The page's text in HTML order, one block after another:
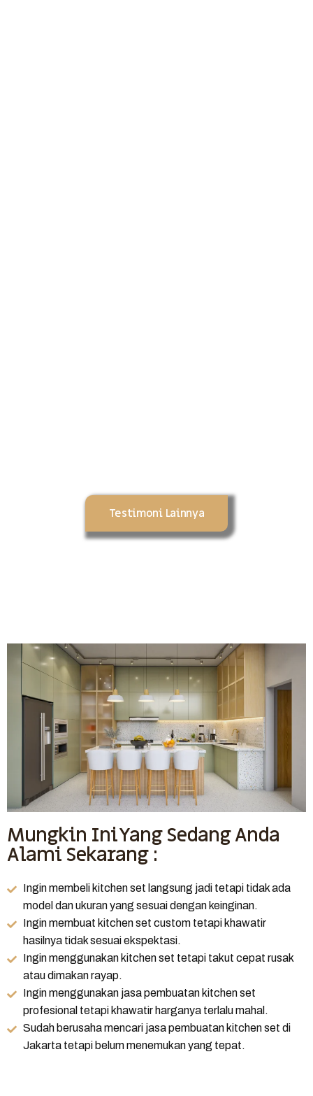
Testimoni Lainnya
Mungkin Ini Yang Sedang Anda
Alami Sekarang :
Ingin membeli kitchen set langsung jadi tetapi tidak ada
model dan ukuran yang sesuai dengan keinginan.
Ingin membuat kitchen set custom tetapi khawatir
hasilnya tidak sesuai ekspektasi.
Ingin menggunakan kitchen set tetapi takut cepat rusak
atau dimakan rayap.
Ingin menggunakan jasa pembuatan kitchen set
profesional tetapi khawatir harganya terlalu mahal.
Sudah berusaha mencari jasa pembuatan kitchen set di
Jakarta tetapi belum menemukan yang tepat.